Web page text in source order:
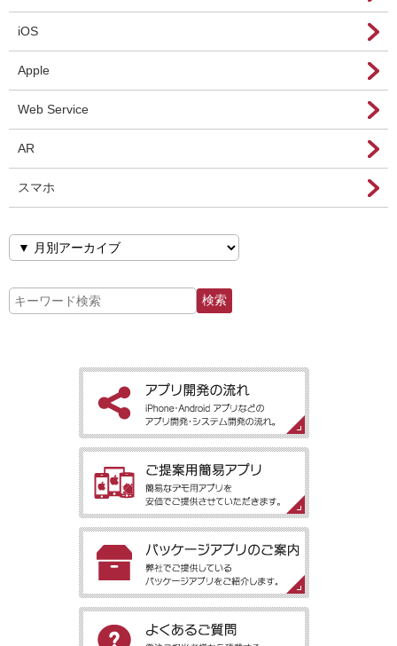
iOS
Apple
Web Service
AR
スマホ
［アプリ開発の流れ］iPhone・Android アプリなどのアプリ開
発・システム開発の流れ。
［ご提案用簡易アプリ］簡易なデモ用アプリを安価でご提供させ
ていただきます。
［パッケージアプリのご案内］弊社でご提供しているパッケージ
アプリをご紹介します。